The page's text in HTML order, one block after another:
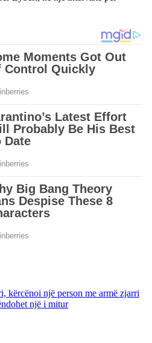
kërcënoi një person me armë zjarri
një i mitur